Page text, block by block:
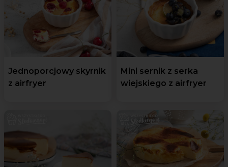
Jednoporcjowy skyrnik
z airfryer
Mini sernik z serka
wiejskiego z airfryer